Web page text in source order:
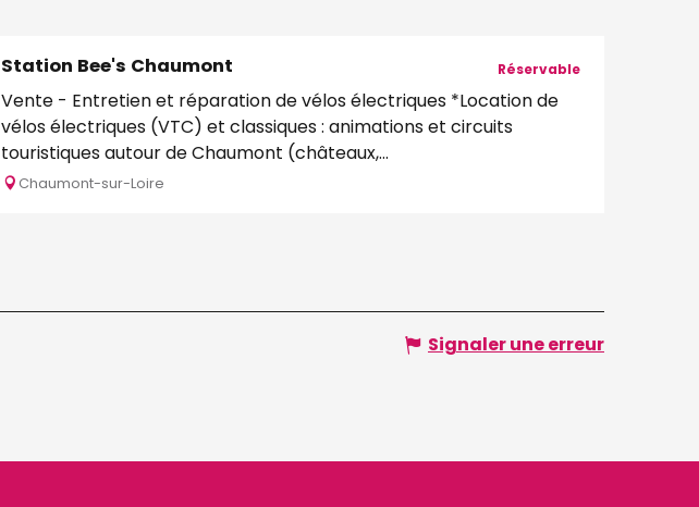
Station Bee's Chaumont
Vente - Entretien et réparation de vélos électriques *Location de
vélos électriques (VTC) et classiques : animations et circuits
touristiques autour de Chaumont (châteaux,...
Chaumont-sur-Loire
Réservable
Signaler une erreur